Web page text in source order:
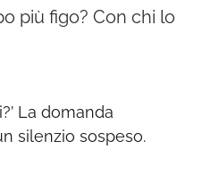
più figo? Con chi lo
La domanda
silenzio sospeso.